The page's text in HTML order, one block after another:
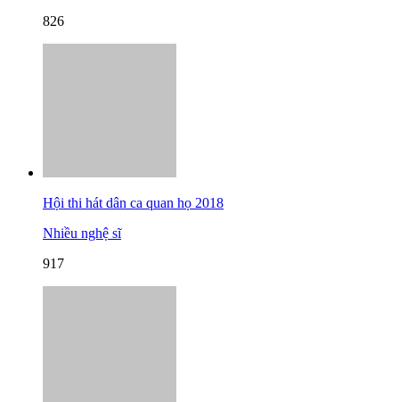
826
Hội thi hát dân ca quan họ 2018
Nhiều nghệ sĩ
917